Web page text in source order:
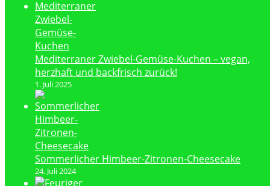
Mediterraner Zwiebel-Gemüse-Kuchen – vegan,
herzhaft und backfrisch zurück!
1. Juli 2025
Sommerlicher Himbeer-Zitronen-Cheesecake
24. Juli 2024